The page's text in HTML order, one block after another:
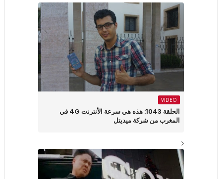
VIDEO
الحلقة 1043: هذه هي سرعة الأنترنت 4G في
المغرب من شركة ميديتل